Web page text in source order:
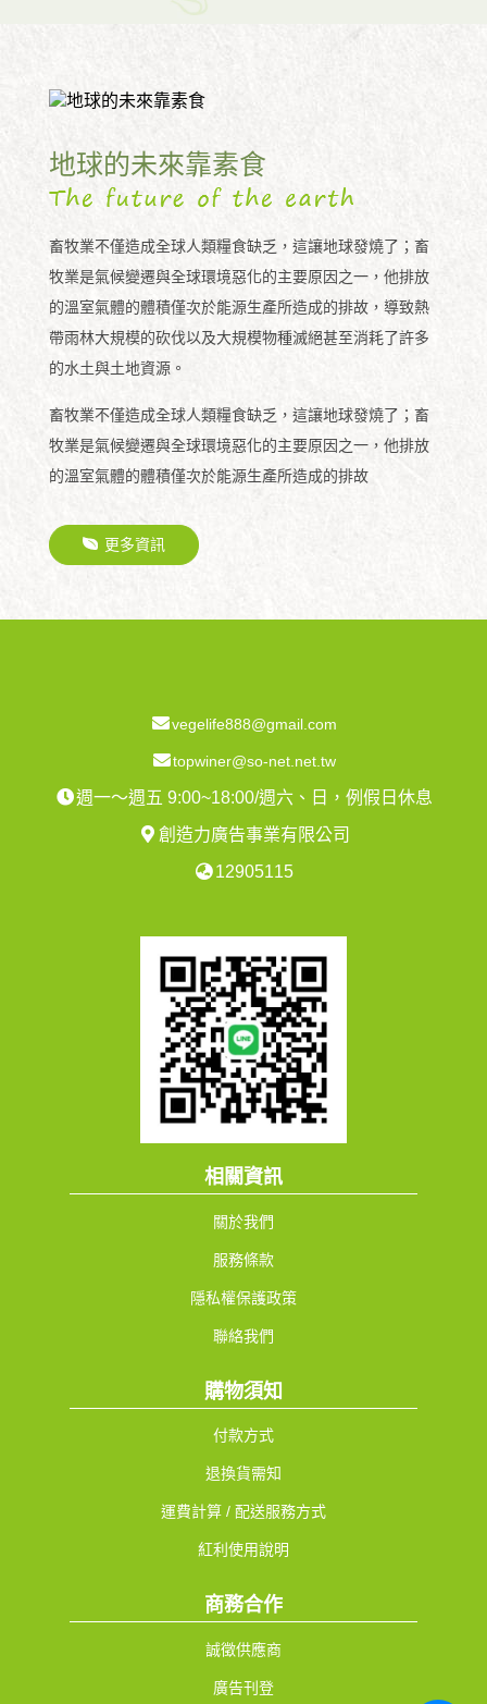
地球的未來靠素食
畜牧業不僅造成全球人類糧食缺乏，這讓地球發燒了；畜
牧業是氣候變遷與全球環境惡化的主要原因之一，他排放
的溫室氣體的體積僅次於能源生產所造成的排故，導致熱
帶雨林大規模的砍伐以及大規模物種滅絕甚至消耗了許多
的水土與土地資源。
畜牧業不僅造成全球人類糧食缺乏，這讓地球發燒了；畜
牧業是氣候變遷與全球環境惡化的主要原因之一，他排放
的溫室氣體的體積僅次於能源生產所造成的排故
更多資訊
vegelife888@gmail.com
topwiner@so-net.net.tw
週一～週五 9:00~18:00/週六、日，例假日休息
創造力廣告事業有限公司
12905115
相關資訊
關於我們
服務條款
隱私權保護政策
聯絡我們
購物須知
付款方式
退換貨需知
運費計算 / 配送服務方式
紅利使用說明
商務合作
誠徵供應商
廣告刊登